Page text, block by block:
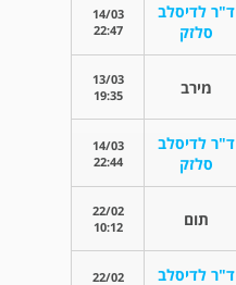
ד"ר לדיסלב
סלזק
14/03
22:47
מירב
13/03
19:35
ד"ר לדיסלב
סלזק
14/03
22:44
תום
22/02
10:12
ד"ר לדיסלב
22/02